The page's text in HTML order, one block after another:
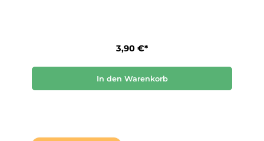
3,90 €*
In den Warenkorb